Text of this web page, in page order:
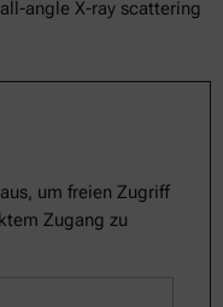
angle X-ray scattering
um freien Zugriff
Zugang zu